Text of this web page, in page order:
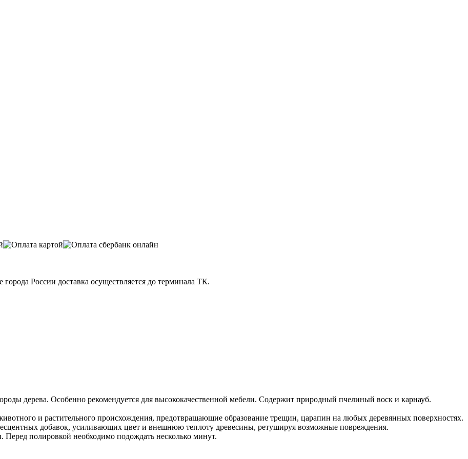
города России доставка осуществляется до терминала ТК.
дерева. Особенно рекомендуется для высококачественной мебели. Содержит природный пчелиный воск и карнауб.
и растительного происхождения, предотвращающие образование трещин, царапин на любых деревянных поверхностях.
добавок, усиливающих цвет и внешнюю теплоту древесины, ретушируя возможные повреждения.
полировкой необходимо подождать несколько минут.